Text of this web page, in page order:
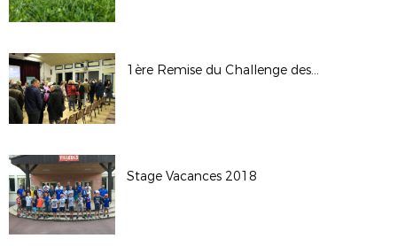
1ère Remise du Challenge des Clubs Crédit Agricole -13 Décembre 2018
Stage Vacances 2018